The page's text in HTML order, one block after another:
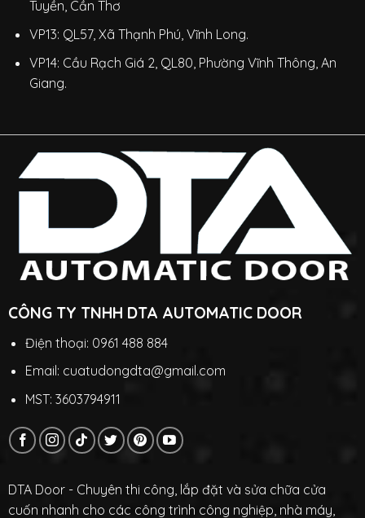
Tuyền, Cần Thơ
VP13: QL57, Xã Thạnh Phú, Vĩnh Long.
VP14: Cầu Rạch Giá 2, QL80, Phường Vĩnh Thông, An
Giang.
CÔNG TY TNHH DTA AUTOMATIC DOOR
Điện thoại: 0961 488 884
Email: cuatudongdta@gmail.com
MST: 3603794911
DTA Door - Chuyên thi công, lắp đặt và sửa chữa cửa
cuốn nhanh cho các công trình công nghiệp, nhà máy,